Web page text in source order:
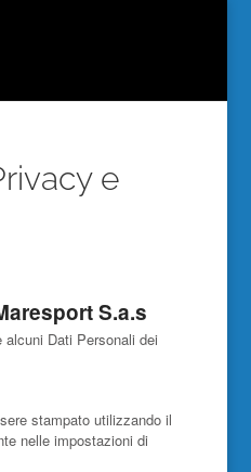
e
S.a.s
Dati Personali dei
stampato utilizzando il
nelle impostazioni di